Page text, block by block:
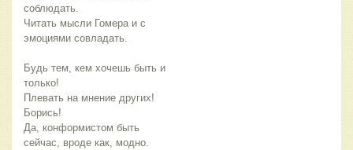
соблюдать.
Читать мысли Гомера и с
эмоциями совладать.
Будь тем, кем хочешь быть и
только!
Плевать на мнение других!
Борись!
Да, конформистом быть
сейчас, вроде как, модно.